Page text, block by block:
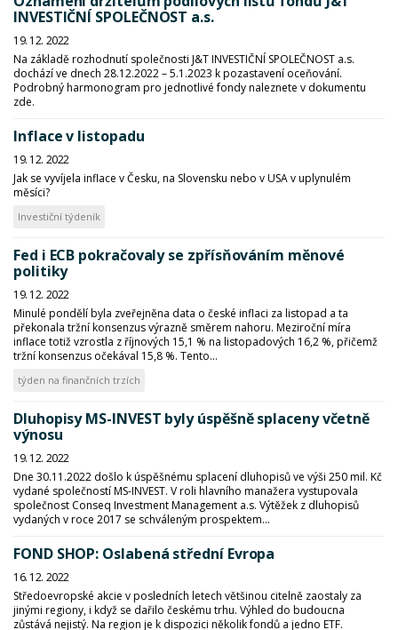
INVESTIČNÍ SPOLEČNOST a.s.
19. 12. 2022
Na základě rozhodnutí společnosti J&T INVESTIČNÍ SPOLEČNOST a.s.
dochází ve dnech 28.12.2022 – 5.1.2023 k pozastavení oceňování.
Podrobný harmonogram pro jednotlivé fondy naleznete v dokumentu
zde.
Inflace v listopadu
19. 12. 2022
Jak se vyvíjela inflace v Česku, na Slovensku nebo v USA v uplynulém
měsíci?
Investiční týdeník
Fed i ECB pokračovaly se zpřísňováním měnové
politiky
19. 12. 2022
Minulé pondělí byla zveřejněna data o české inflaci za listopad a ta
překonala tržní konsenzus výrazně směrem nahoru. Meziroční míra
inflace totiž vzrostla z říjnových 15,1 % na listopadových 16,2 %, přičemž
tržní konsenzus očekával 15,8 %. Tento...
týden na finančních trzích
Dluhopisy MS-INVEST byly úspěšně splaceny včetně
výnosu
19. 12. 2022
Dne 30.11.2022 došlo k úspěšnému splacení dluhopisů ve výši 250 mil. Kč
vydané společností MS-INVEST. V roli hlavního manažera vystupovala
společnost Conseq Investment Management a.s. Výtěžek z dluhopisů
vydaných v roce 2017 se schváleným prospektem...
FOND SHOP: Oslabená střední Evropa
16. 12. 2022
Středoevropské akcie v posledních letech většinou citelně zaostaly za
jinými regiony, i když se dařilo českému trhu. Výhled do budoucna
zůstává nejistý. Na region je k dispozici několik fondů a jedno ETF.